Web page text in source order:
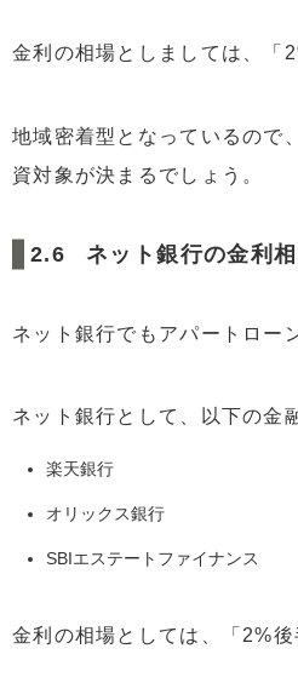
金利の相場としましては、「
地域密着型となっているので
資対象が決まるでしょう。
ネット銀行の金利
ネット銀行でもアパートロー
ネット銀行として、以下の金
楽天銀行
オリックス銀行
SBIエステートファイナンス
金利の相場としては、「2%後